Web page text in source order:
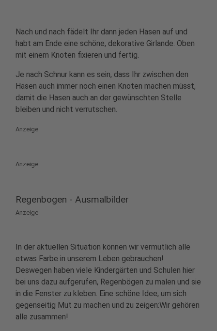
Nach und nach fädelt Ihr dann jeden Hasen auf und
habt am Ende eine schöne, dekorative Girlande. Oben
mit einem Knoten fixieren und fertig.
Je nach Schnur kann es sein, dass Ihr zwischen den
Hasen auch immer noch einen Knoten machen müsst,
damit die Hasen auch an der gewünschten Stelle
bleiben und nicht verrutschen.
Anzeige
Anzeige
Regenbogen - Ausmalbilder
Anzeige
In der aktuellen Situation können wir vermutlich alle
etwas Farbe in unserem Leben gebrauchen!
Deswegen haben viele Kindergärten und Schulen hier
bei uns dazu aufgerufen, Regenbögen zu malen und sie
in die Fenster zu kleben. Eine schöne Idee, um sich
gegenseitig Mut zu machen und zu zeigen:Wir gehören
alle zusammen!